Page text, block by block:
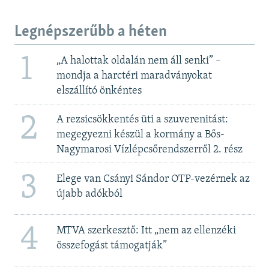
Legnépszerűbb a héten
1
„A halottak oldalán nem áll senki” –
mondja a harctéri maradványokat
elszállító önkéntes
2
A rezsicsökkentés üti a szuverenitást:
megegyezni készül a kormány a Bős-
Nagymarosi Vízlépcsőrendszerről 2. rész
3
Elege van Csányi Sándor OTP-vezérnek az
újabb adókból
4
MTVA szerkesztő: Itt „nem az ellenzéki
összefogást támogatják”